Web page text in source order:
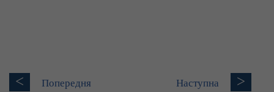
< Попередня Наступна >